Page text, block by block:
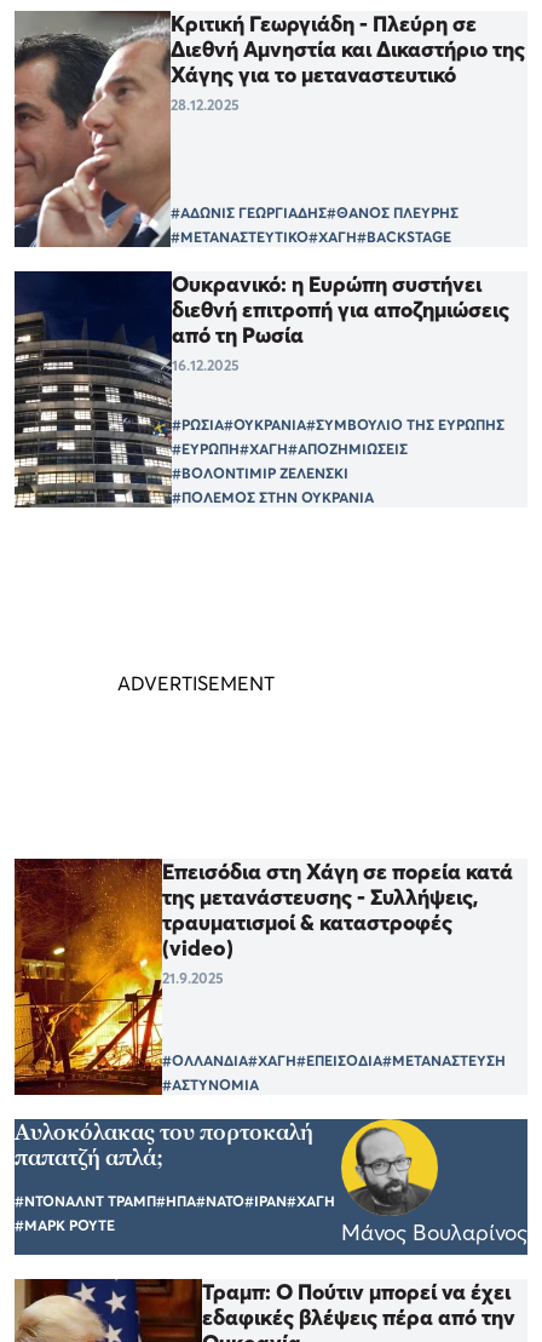
Κριτική Γεωργιάδη - Πλεύρη σε
Διεθνή Αμνηστία και Δικαστήριο της
Χάγης για το μεταναστευτικό
28.12.2025
#ΑΔΩΝΙΣ ΓΕΩΡΓΙΑΔΗΣ#ΘΑΝΟΣ ΠΛΕΥΡΗΣ
#ΜΕΤΑΝΑΣΤΕΥΤΙΚΟ#ΧΑΓΗ#BACKSTAGE
Ουκρανικό: η Ευρώπη συστήνει
διεθνή επιτροπή για αποζημιώσεις
από τη Ρωσία
16.12.2025
#ΡΩΣΙΑ#ΟΥΚΡΑΝΙΑ#ΣΥΜΒΟΥΛΙΟ ΤΗΣ ΕΥΡΩΠΗΣ
#ΕΥΡΩΠΗ#ΧΑΓΗ#ΑΠΟΖΗΜΙΩΣΕΙΣ
#ΒΟΛΟΝΤΙΜΙΡ ΖΕΛΕΝΣΚΙ
#ΠΟΛΕΜΟΣ ΣΤΗΝ ΟΥΚΡΑΝΙΑ
Επεισόδια στη Χάγη σε πορεία κατά
της μετανάστευσης - Συλλήψεις,
τραυματισμοί & καταστροφές
(video)
21.9.2025
#ΟΛΛΑΝΔΙΑ#ΧΑΓΗ#ΕΠΕΙΣΟΔΙΑ#ΜΕΤΑΝΑΣΤΕΥΣΗ
#ΑΣΤΥΝΟΜΙΑ
Αυλοκόλακας του πορτοκαλή
παπατζή απλά;
#ΝΤΟΝΑΛΝΤ ΤΡΑΜΠ#ΗΠΑ#ΝΑΤΟ#ΙΡΑΝ#ΧΑΓΗ
#ΜΑΡΚ ΡΟΥΤΕ
Μάνος Βουλαρίνος
Τραμπ: Ο Πούτιν μπορεί να έχει
εδαφικές βλέψεις πέρα ​​από την